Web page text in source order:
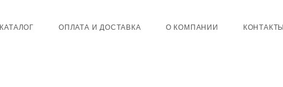
КАТАЛОГ ОПЛАТА И ДОСТАВКА О КОМПАНИИ КОНТАКТЫ